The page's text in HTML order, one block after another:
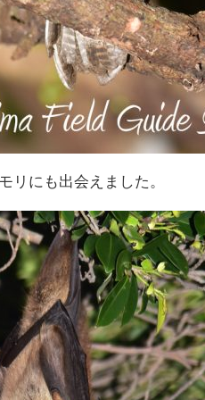
リにも出会えました。